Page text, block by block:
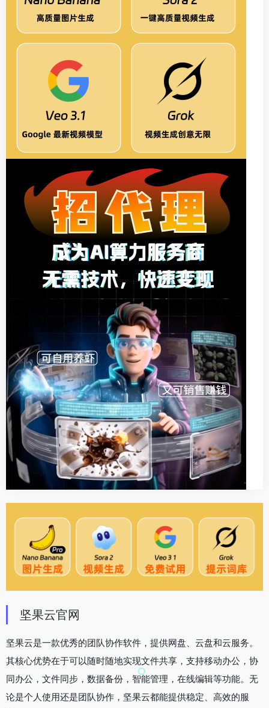
坚果云官网
坚果云是一款优秀的团队协作软件，提供网盘、云盘和云服务。
其核心优势在于可以随时随地实现文件共享，支持移动办公，协
同办公，文件同步，数据备份，智能管理，在线编辑等功能。无
论是个人使用还是团队协作，坚果云都能提供稳定、高效的服